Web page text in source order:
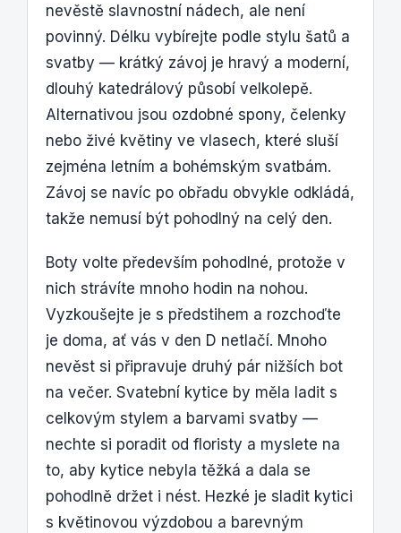
nevěstě slavnostní nádech, ale není
povinný. Délku vybírejte podle stylu šatů a
svatby — krátký závoj je hravý a moderní,
dlouhý katedrálový působí velkolepě.
Alternativou jsou ozdobné spony, čelenky
nebo živé květiny ve vlasech, které sluší
zejména letním a bohémským svatbám.
Závoj se navíc po obřadu obvykle odkládá,
takže nemusí být pohodlný na celý den.
Boty volte především pohodlné, protože v
nich strávíte mnoho hodin na nohou.
Vyzkoušejte je s předstihem a rozchoďte
je doma, ať vás v den D netlačí. Mnoho
nevěst si připravuje druhý pár nižších bot
na večer. Svatební kytice by měla ladit s
celkovým stylem a barvami svatby —
nechte si poradit od floristy a myslete na
to, aby kytice nebyla těžká a dala se
pohodlně držet i nést. Hezké je sladit kytici
s květinovou výzdobou a barevným